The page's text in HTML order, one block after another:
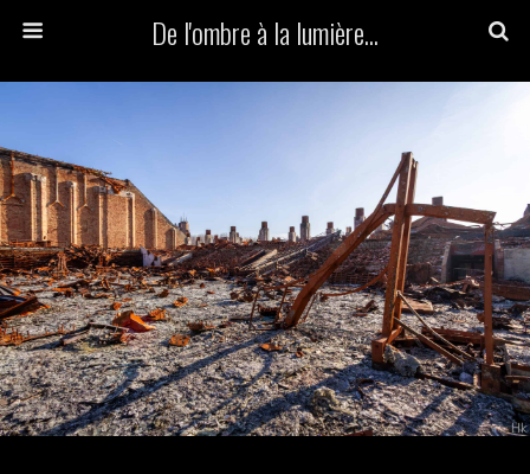
De l'ombre à la lumière...